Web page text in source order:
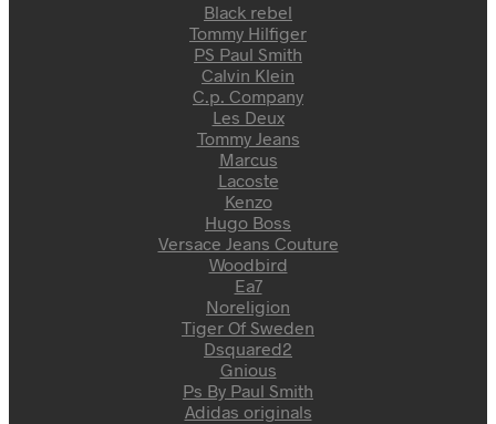
Black rebel
Tommy Hilfiger
PS Paul Smith
Calvin Klein
C.p. Company
Les Deux
Tommy Jeans
Marcus
Lacoste
Kenzo
Hugo Boss
Versace Jeans Couture
Woodbird
Ea7
Noreligion
Tiger Of Sweden
Dsquared2
Gnious
Ps By Paul Smith
Adidas originals